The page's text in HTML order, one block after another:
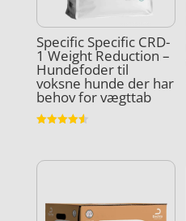
Specific Specific CRD-
1 Weight Reduction –
Hundefoder til
voksne hunde der har
behov for vægttab